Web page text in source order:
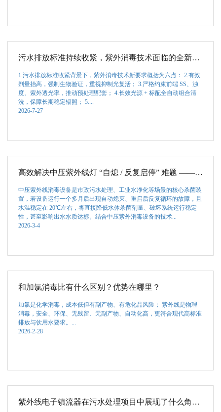
污水排放标准持续收紧，紫外消毒技术面临的全新要求
1.污水排放标准收紧背景下，紫外消毒技术新要求概括为六点： 2.有效
剂量抬高，强制生物验证，重视抑制光复活； 3.严格约束前端 SS、浊
度、紫外透光率，推动预处理配套； 4.长效光源 + 标配全自动组合清
洗，保障长期稳定辐照； 5....
2026-7-27
高效解决中压紫外线灯 “自熄 / 反复启停” 难题 —— 专业技术指南
中压紫外线消毒设备是市政污水处理、工业水净化等场景的核心杀菌装
置，若设备运行一个多月后出现自动熄灭、重启后反复循环的故障，且
水温稳定在 20℃左右，将直接降低水体杀菌剂量、破坏系统运行稳定
性，甚至影响出水水质达标。结合中压紫外消毒设备的技术...
2026-3-4
和加氯消毒比有什么区别？优势在哪里？
加氯是化学消毒，成本低但有副产物、有危化品风险； 紫外线是物理
消毒，安全、环保、无残留、无副产物、自动化高，更符合现代高标准
排放与饮用水要求。...
2026-2-28
紫外线电子镇流器在污水处理项目中展现了什么角色？